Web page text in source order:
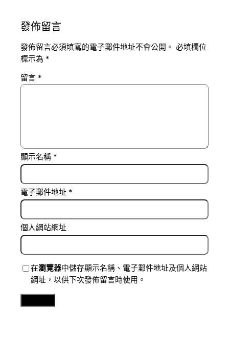
發佈留言
發佈留言必須填寫的電子郵件地址不會公開。 必填欄位
標示為 *
留言 *
顯示名稱 *
電子郵件地址 *
個人網站網址
在瀏覽器中儲存顯示名稱、電子郵件地址及個人網站
網址，以供下次發佈留言時使用。